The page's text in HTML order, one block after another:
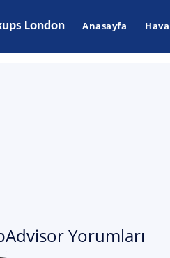
London Anasayfa
Yorumları